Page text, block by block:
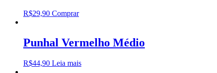
R$29,90 Comprar
Punhal Vermelho Médio
R$44,90 Leia mais